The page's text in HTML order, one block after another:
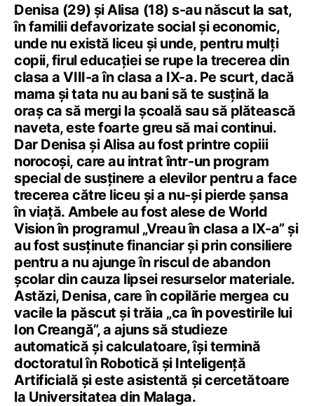
Denisa (29) și Alisa (18) s-au născut la sat,
în familii defavorizate social și economic,
unde nu există liceu și unde, pentru mulți
copii, firul educației se rupe la trecerea din
clasa a VIII-a în clasa a IX-a. Pe scurt, dacă
mama și tata nu au bani să te susțină la
oraș ca să mergi la școală sau să plătească
naveta, este foarte greu să mai continui.
Dar Denisa și Alisa au fost printre copiii
norocoși, care au intrat într-un program
special de susținere a elevilor pentru a face
trecerea către liceu și a nu-și pierde șansa
în viață. Ambele au fost alese de World
Vision în programul „Vreau în clasa a IX-a” și
au fost susținute financiar și prin consiliere
pentru a nu ajunge în riscul de abandon
școlar din cauza lipsei resurselor materiale.
Astăzi, Denisa, care în copilărie mergea cu
vacile la păscut și trăia „ca în povestirile lui
Ion Creangă”, a ajuns să studieze
automatică și calculatoare, își termină
doctoratul în Robotică și Inteligență
Artificială și este asistentă și cercetătoare
la Universitatea din Malaga.